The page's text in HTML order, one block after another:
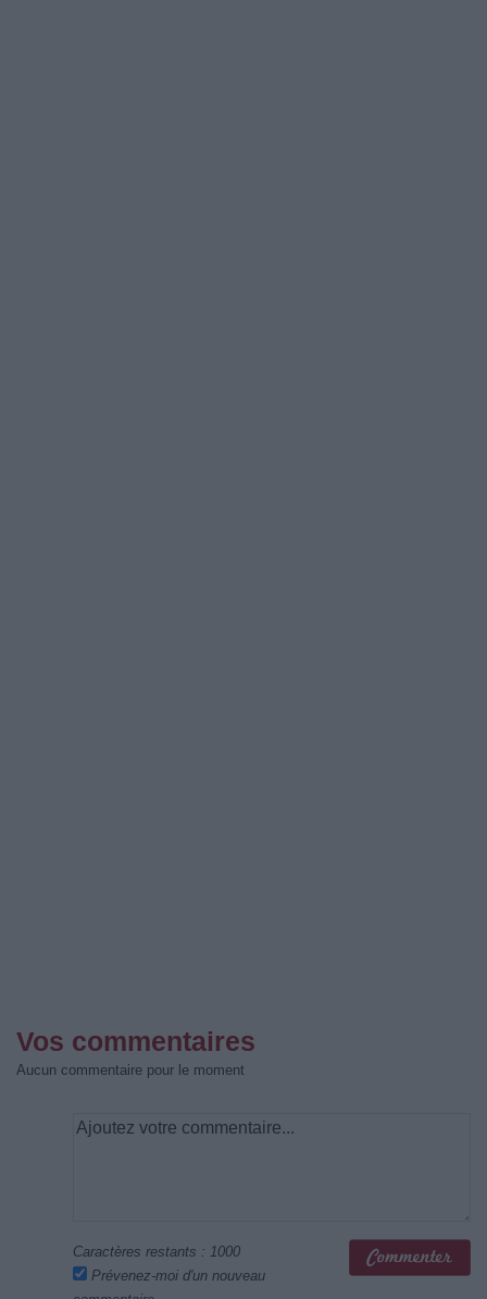
Vos commentaires
Aucun commentaire pour le moment
Caractères restants : 1000
Prévenez-moi d'un nouveau